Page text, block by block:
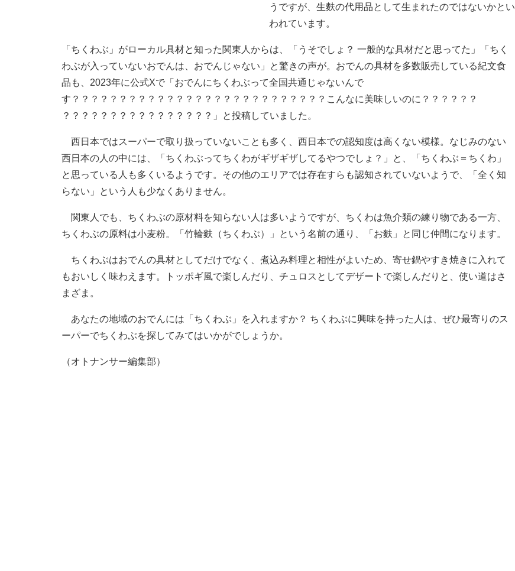
うですが、生麩の代用品として生まれたのではないかとい
われています。
「ちくわぶ」がローカル具材と知った関東人からは、「うそでしょ？ 一般的な具材だと思ってた」「ちく
わぶが入っていないおでんは、おでんじゃない」と驚きの声が。おでんの具材を多数販売している紀文食
品も、2023年に公式Xで「おでんにちくわぶって全国共通じゃないんで
す？？？？？？？？？？？？？？？？？？？？？？？？？？？こんなに美味しいのに？？？？？？
？？？？？？？？？？？？？？？？」と投稿していました。
西日本ではスーパーで取り扱っていないことも多く、西日本での認知度は高くない模様。なじみのない
西日本の人の中には、「ちくわぶってちくわがギザギザしてるやつでしょ？」と、「ちくわぶ＝ちくわ」
と思っている人も多くいるようです。その他のエリアでは存在すらも認知されていないようで、「全く知
らない」という人も少なくありません。
関東人でも、ちくわぶの原材料を知らない人は多いようですが、ちくわは魚介類の練り物である一方、
ちくわぶの原料は小麦粉。「竹輪麩（ちくわぶ）」という名前の通り、「お麩」と同じ仲間になります。
ちくわぶはおでんの具材としてだけでなく、煮込み料理と相性がよいため、寄せ鍋やすき焼きに入れて
もおいしく味わえます。トッポギ風で楽しんだり、チュロスとしてデザートで楽しんだりと、使い道はさ
まざま。
あなたの地域のおでんには「ちくわぶ」を入れますか？ ちくわぶに興味を持った人は、ぜひ最寄りのス
ーパーでちくわぶを探してみてはいかがでしょうか。
（オトナンサー編集部）